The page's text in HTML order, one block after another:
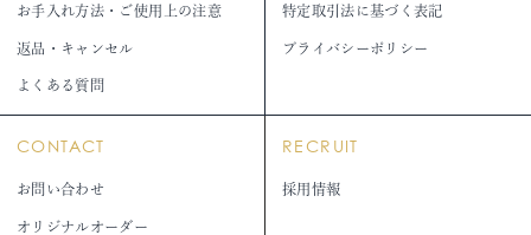
お手入れ方法・ご使用上の注意
返品・キャンセル
よくある質問
特定取引法に基づく表記
プライバシーポリシー
CONTACT
お問い合わせ
オリジナルオーダー
RECRUIT
採用情報